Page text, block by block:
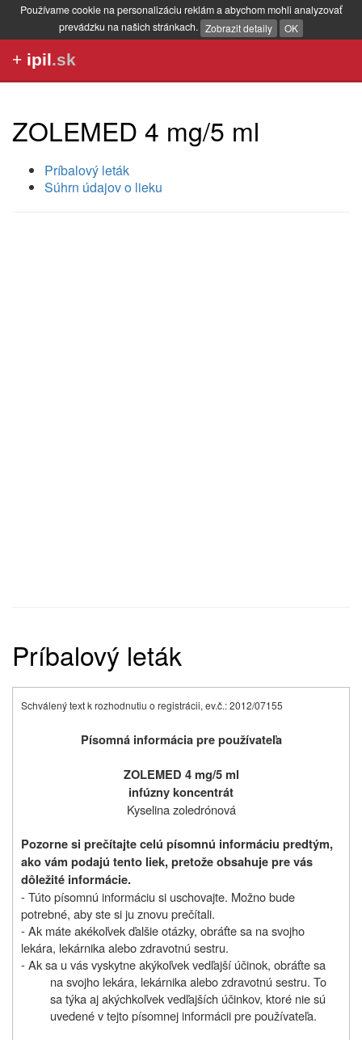
Používame cookie na personalizáciu reklám a abychom mohli analyzovať
prevádzku na našich stránkach. Zobrazit detaily OK
+ ipil.sk
ZOLEMED 4 mg/5 ml
Príbalový leták
Súhrn údajov o lieku
Príbalový leták
Schválený text k rozhodnutiu o registrácii, ev.č.: 2012/07155
Písomná informácia pre používateľa
ZOLEMED 4 mg/5 ml
infúzny koncentrát
Kyselina zoledrónová
Pozorne si prečítajte celú písomnú informáciu predtým,
ako vám podajú tento liek,pretože obsahuje pre vás
dôležité informácie.
- Túto písomnú informáciu si uschovajte. Možno bude
potrebné, aby ste si ju znovu prečítali.
- Ak máte akékoľvek ďalšie otázky, obráťte sa na svojho
lekára, lekárnika alebo zdravotnú sestru.
- Ak sa u vás vyskytne akýkoľvek vedľajší účinok, obráťte sa
na svojho lekára, lekárnika alebo zdravotnú sestru. To
sa týka aj akýchkoľvek vedľajších účinkov, ktoré nie sú
uvedené v tejto písomnej informácii pre používateľa.